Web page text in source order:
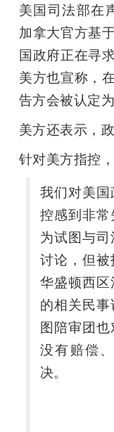
GAIR
专
题
搞
机
美国司法部在
加拿大官方基
国政府正在寻
美方也宣称，
告方会被认定为
美方还表示，
针对美方指控
我们对美
控感到非
为试图与
讨论，但被
华盛顿西
的相关民
图陪审团
没有赔偿
决。